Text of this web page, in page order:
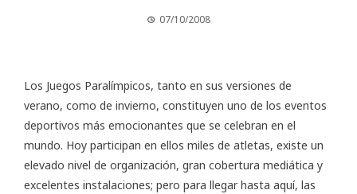
07/10/2008
Los Juegos Paralímpicos, tanto en sus versiones de
verano, como de invierno, constituyen uno de los eventos
deportivos más emocionantes que se celebran en el
mundo. Hoy participan en ellos miles de atletas, existe un
elevado nivel de organización, gran cobertura mediática y
excelentes instalaciones; pero para llegar hasta aquí, las